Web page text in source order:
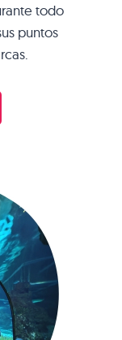
todo
puntos